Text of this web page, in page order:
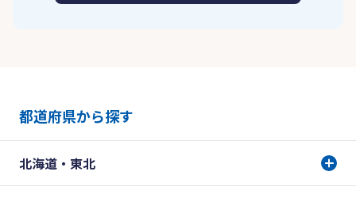
都道府県から探す
北海道・東北